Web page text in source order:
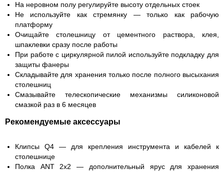
На неровном полу регулируйте высоту отдельных стоек
Не используйте как стремянку — только как рабочую
платформу
Очищайте столешницу от цементного раствора, клея,
шпаклевки сразу после работы
При работе с циркулярной пилой используйте подкладку для
защиты фанеры
Складывайте для хранения только после полного высыхания
столешниц
Смазывайте телескопические механизмы силиконовой
смазкой раз в 6 месяцев
Рекомендуемые аксессуары
Клипсы Q4 — для крепления инструмента и кабелей к
столешнице
Полка ANT 2x2 — дополнительный ярус для хранения